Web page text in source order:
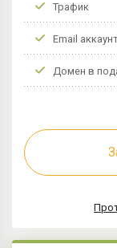
Трафик
Email
Домен в